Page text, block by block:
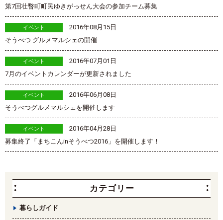
第7回壮瞥町町民ゆきがっせん大会の参加チーム募集
イベント
2016年08月15日
そうべつ グルメマルシェの開催
イベント
2016年07月01日
7月のイベントカレンダーが更新されました
イベント
2016年06月08日
そうべつグルメマルシェを開催します
イベント
2016年04月28日
募集終了「まちこんinそうべつ2016」を開催します！
カテゴリー
暮らしガイド